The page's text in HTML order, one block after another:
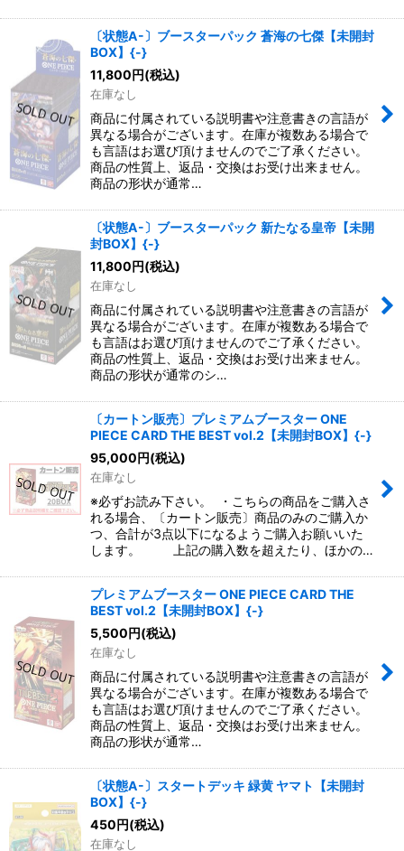
〔状態A-〕ブースターパック 蒼海の七傑【未開封
BOX】{-}
11,800円(税込)
在庫なし
商品に付属されている説明書や注意書きの言語が
異なる場合がございます。在庫が複数ある場合で
も言語はお選び頂けませんのでご了承ください。
商品の性質上、返品・交換はお受け出来ません。
商品の形状が通常…
〔状態A-〕ブースターパック 新たなる皇帝【未開
封BOX】{-}
11,800円(税込)
在庫なし
商品に付属されている説明書や注意書きの言語が
異なる場合がございます。在庫が複数ある場合で
も言語はお選び頂けませんのでご了承ください。
商品の性質上、返品・交換はお受け出来ません。
商品の形状が通常のシ…
〔カートン販売〕プレミアムブースター ONE
PIECE CARD THE BEST vol.2【未開封BOX】{-}
95,000円(税込)
在庫なし
※必ずお読み下さい。 ・こちらの商品をご購入さ
れる場合、〔カートン販売〕商品のみのご購入か
つ、合計が3点以下になるようご購入お願いいた
します。 上記の購入数を超えたり、ほかの…
プレミアムブースター ONE PIECE CARD THE
BEST vol.2【未開封BOX】{-}
5,500円(税込)
在庫なし
商品に付属されている説明書や注意書きの言語が
異なる場合がございます。在庫が複数ある場合で
も言語はお選び頂けませんのでご了承ください。
商品の性質上、返品・交換はお受け出来ません。
商品の形状が通常…
〔状態A-〕スタートデッキ 緑黄 ヤマト【未開封
BOX】{-}
450円(税込)
在庫なし